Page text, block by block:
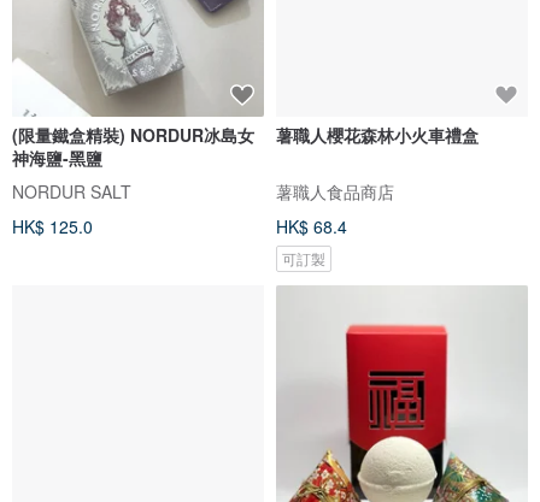
(限量鐵盒精裝) NORDUR冰島女
神海鹽-黑鹽
NORDUR SALT
HK$ 125.0
薯職人櫻花森林小火車禮盒
薯職人食品商店
HK$ 68.4
可訂製